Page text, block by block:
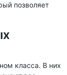
позволяет
класса. В них